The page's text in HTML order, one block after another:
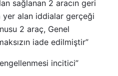
sağlanan 2 aracın geri
yer alan iddialar gerçeği
2 araç, Genel
iade edilmiştir”
incitici”